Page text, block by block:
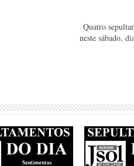
Quatro
neste sábado,